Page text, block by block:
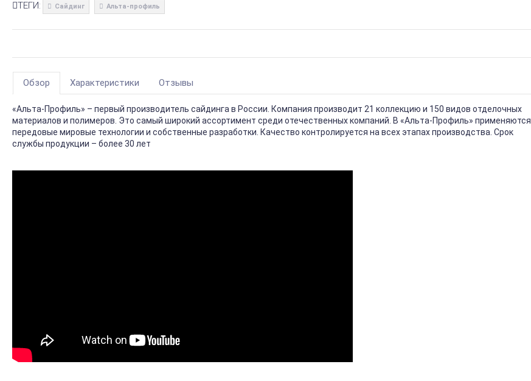
ТЕГИ: Сайдинг Альта-профиль
Обзор Характеристики Отзывы
«Альта-Профиль» – первый производитель сайдинга в России. Компания производит 21 коллекцию и 150 видов отделочных
материалов и полимеров. Это самый широкий ассортимент среди отечественных компаний. В «Альта-Профиль» применяются
передовые мировые технологии и собственные разработки. Качество контролируется на всех этапах производства. Срок
службы продукции – более 30 лет